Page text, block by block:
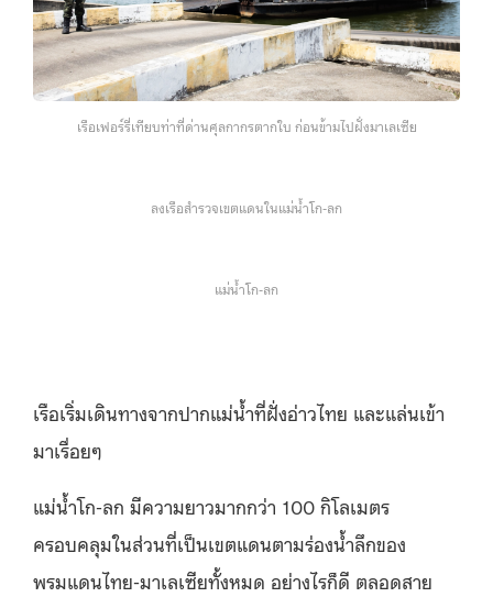
เรือเฟอร์รี่เทียบท่าที่ด่านศุลกากรตากใบ ก่อนข้ามไปฝั่งมาเลเซีย
ลงเรือสำรวจเขตแดนในแม่น้ำโก-ลก
แม่น้ำโก-ลก
เรือเริ่มเดินทางจากปากแม่น้ำที่ฝั่งอ่าวไทย และแล่นเข้า
มาเรื่อยๆ
แม่น้ำโก-ลก มีความยาวมากกว่า 100 กิโลเมตร
ครอบคลุมในส่วนที่เป็นเขตแดนตามร่องน้ำลึกของ
พรมแดนไทย-มาเลเซียทั้งหมด อย่างไรก็ดี ตลอดสาย